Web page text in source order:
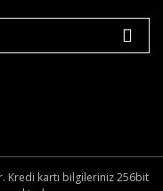
Kredi kartı bilgileriniz 256bit